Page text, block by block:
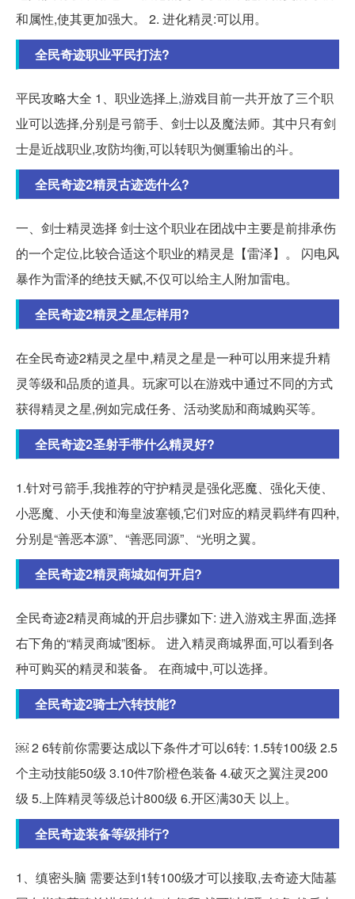
和属性,使其更加强大。 2. 进化精灵:可以用。
全民奇迹职业平民打法?
平民攻略大全 1、职业选择上,游戏目前一共开放了三个职
业可以选择,分别是弓箭手、剑士以及魔法师。其中只有剑
士是近战职业,攻防均衡,可以转职为侧重输出的斗。
全民奇迹2精灵古迹选什么?
一、剑士精灵选择 剑士这个职业在团战中主要是前排承伤
的一个定位,比较合适这个职业的精灵是【雷泽】。 闪电风
暴作为雷泽的绝技天赋,不仅可以给主人附加雷电。
全民奇迹2精灵之星怎样用?
在全民奇迹2精灵之星中,精灵之星是一种可以用来提升精
灵等级和品质的道具。玩家可以在游戏中通过不同的方式
获得精灵之星,例如完成任务、活动奖励和商城购买等。
全民奇迹2圣射手带什么精灵好?
1.针对弓箭手,我推荐的守护精灵是强化恶魔、强化天使、
小恶魔、小天使和海皇波塞顿,它们对应的精灵羁绊有四种,
分别是“善恶本源”、“善恶同源”、“光明之翼。
全民奇迹2精灵商城如何开启?
全民奇迹2精灵商城的开启步骤如下: 进入游戏主界面,选择
右下角的“精灵商城”图标。 进入精灵商城界面,可以看到各
种可购买的精灵和装备。 在商城中,可以选择。
全民奇迹2骑士六转技能?
￼ 2 6转前你需要达成以下条件才可以6转: 1.5转100级 2.5
个主动技能50级 3.10件7阶橙色装备 4.破灭之翼注灵200
级 5.上阵精灵等级总计800级 6.开区满30天 以上。
全民奇迹装备等级排行?
1、缜密头脑 需要达到1转100级才可以接取,去奇迹大陆墓